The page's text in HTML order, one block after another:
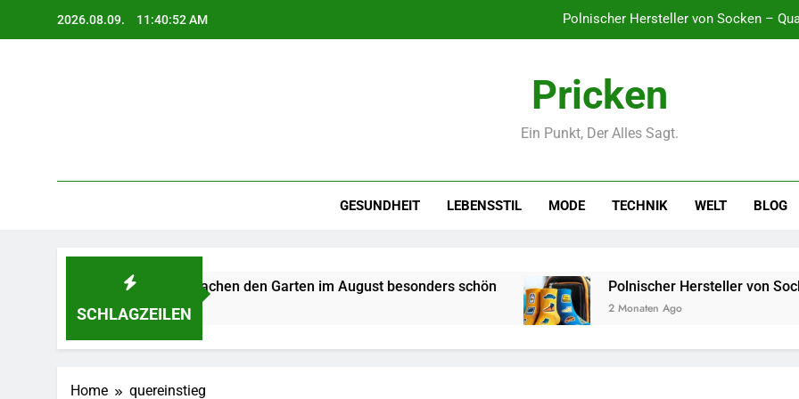
2026.08.09. 11:40:53 AM Polnischer Hersteller von Socken –
Networking-Strategien: Wie
Blütenpracht im Spätsommer: Diese Pflanzen machen
Karriere-Frühling: So
Pricken
Ein Punkt, Der Alles Sagt.
GESUNDHEIT LEBENSSTIL MODE TECHNIK WELT BLOG
SCHLAGZEILEN
Diese Pflanzen machen den Garten im August besonders schön Polnischer Hersteller von Socken –
2 Monaten Ago
Home quereinstieg